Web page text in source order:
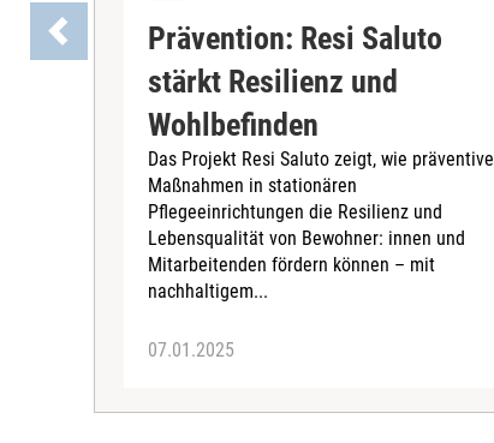
Prävention: Resi Saluto
stärkt Resilienz und
Wohlbefinden
Das Projekt Resi Saluto zeigt, wie präventive
Maßnahmen in stationären
Pflegeeinrichtungen die Resilienz und
Lebensqualität von Bewohner: innen und
Mitarbeitenden fördern können – mit
nachhaltigem...
07.01.2025